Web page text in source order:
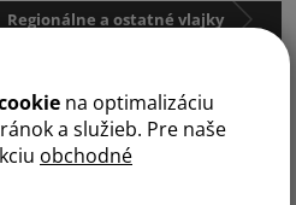
na optimalizáciu
a služieb. Pre naše
obchodné
Regionálne a ostatné vlajky
hrdosti